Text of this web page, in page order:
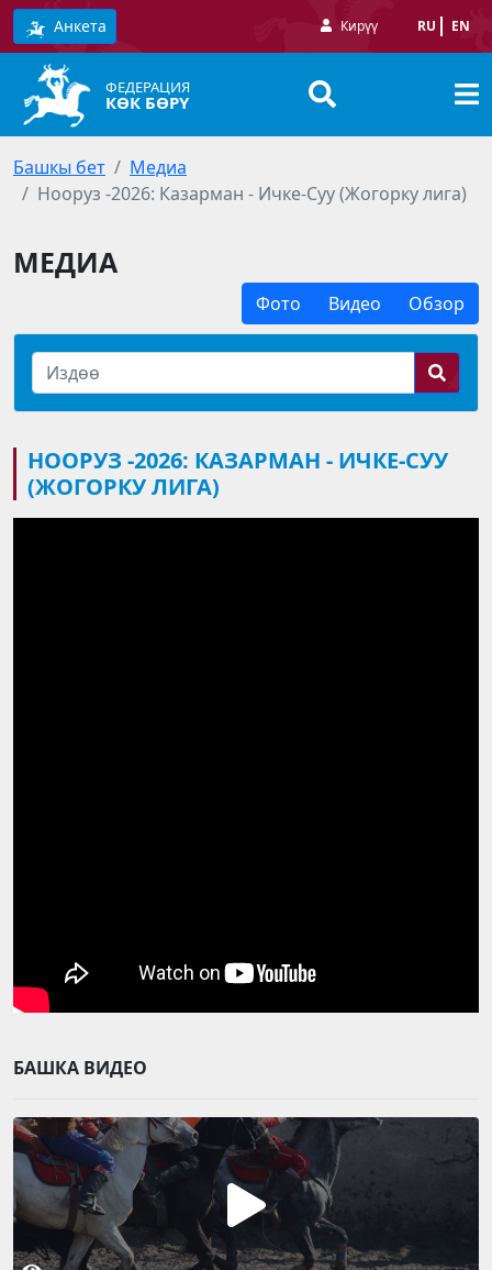
Анкета Кирүү RU EN
ФЕДЕРАЦИЯ
КӨК БӨРҮ
Башкы бет
Медиа
Нооруз -2026: Казарман - Ичке-Суу (Жогорку лига)
МЕДИА
Фото Видео Обзор
НООРУЗ -2026: КАЗАРМАН - ИЧКЕ-СУУ
(ЖОГОРКУ ЛИГА)
БАШКА ВИДЕО